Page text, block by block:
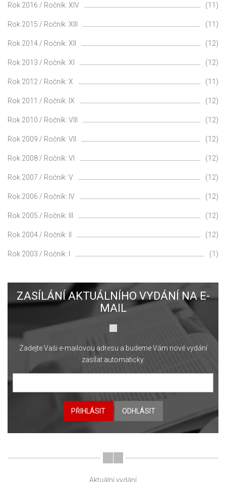
Rok 2016 / Ročník: XIV (11)
Rok 2015 / Ročník: XIII (11)
Rok 2014 / Ročník: XII (12)
Rok 2013 / Ročník: XI (12)
Rok 2012 / Ročník: X (11)
Rok 2011 / Ročník: IX (12)
Rok 2010 / Ročník: VIII (12)
Rok 2009 / Ročník: VII (12)
Rok 2008 / Ročník: VI (12)
Rok 2007 / Ročník: V (12)
Rok 2006 / Ročník: IV (12)
Rok 2005 / Ročník: III (12)
Rok 2004 / Ročník: II (12)
Rok 2003 / Ročník: I (1)
ZASÍLÁNÍ AKTUÁLNÍHO VYDÁNÍ NA E-
MAIL
Zadejte Vaši e-mailovou adresu a budeme Vám nové vydání
zasílat automaticky.
PŘIHLÁSIT ODHLÁSIT
Aktuální vydání